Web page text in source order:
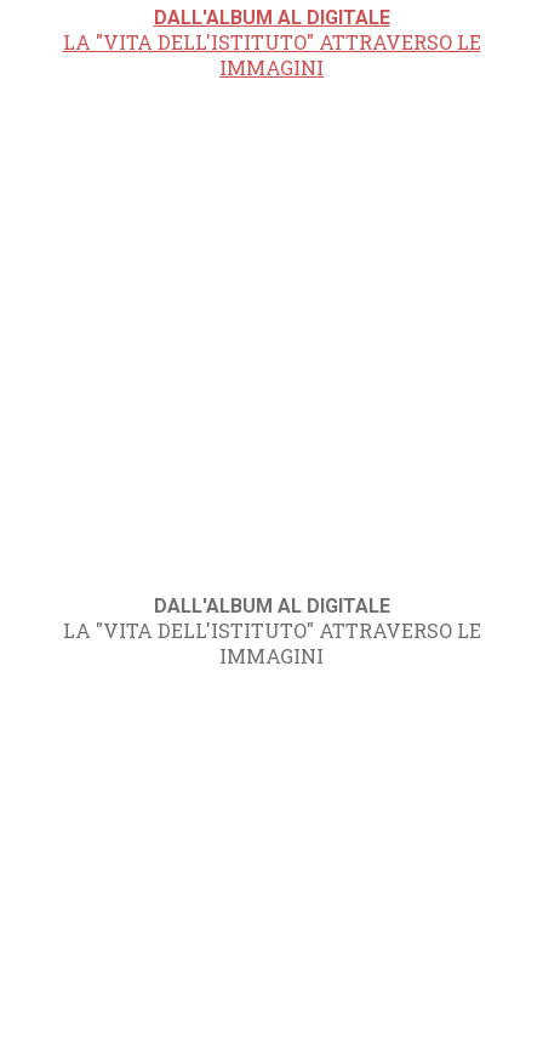
DALL'ALBUM AL DIGITALE
LA "VITA DELL'ISTITUTO" ATTRAVERSO LE
IMMAGINI
DALL'ALBUM AL DIGITALE
LA "VITA DELL'ISTITUTO" ATTRAVERSO LE
IMMAGINI